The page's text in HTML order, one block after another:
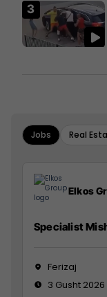
Jobs Real
Elkos
Specialist
Ferizaj
3 Gusht 2026